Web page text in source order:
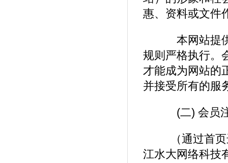
惠、资料或文件
本网站提供
规则严格执行。
才能成为网站的
并接受所有的服
(二) 会员注
（通过首页
江水大网络科技